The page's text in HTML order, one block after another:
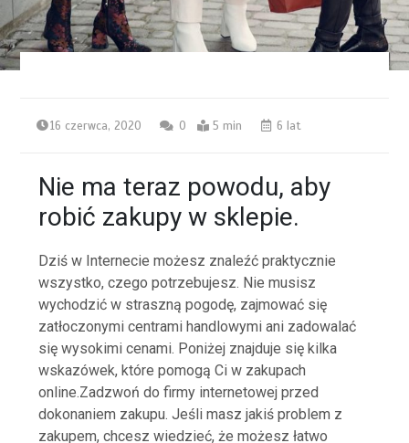
16 czerwca, 2020 0 5 min 6 lat
Nie ma teraz powodu, aby
robić zakupy w sklepie.
Dziś w Internecie możesz znaleźć praktycznie
wszystko, czego potrzebujesz. Nie musisz
wychodzić w straszną pogodę, zajmować się
zatłoczonymi centrami handlowymi ani zadowalać
się wysokimi cenami. Poniżej znajduje się kilka
wskazówek, które pomogą Ci w zakupach
online.Zadzwoń do firmy internetowej przed
dokonaniem zakupu. Jeśli masz jakiś problem z
zakupem, chcesz wiedzieć, że możesz łatwo